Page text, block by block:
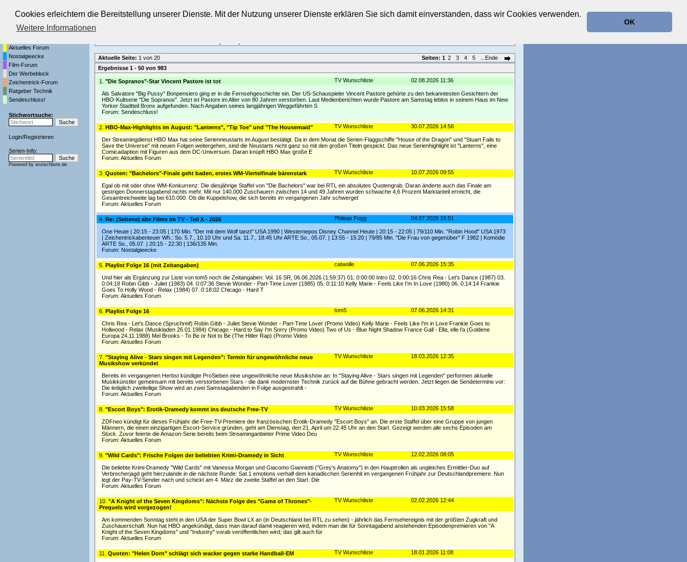
Cookies erleichtern die Bereitstellung unserer Dienste. Mit der Nutzung unserer Dienste erklären Sie sich damit einverstanden, dass wir Cookies verwenden.
Weitere Informationen
OK
Die Fernseh-Diskussionsforen von
Aktuelles Forum
Nostalgieecke
Film-Forum
Der Werbeblock
Zeichentrick-Forum
Ratgeber Technik
Sendeschluss!
Stichwortsuche:
Login/Registrieren
Serien-Info:
Powered by wunschliste.de
Seiten: 1 2 3 4 5 ...Ende
Aktuelle Seite: 1 von 20
Ergebnisse 1 - 50 von 983
02.08.2026 11:36
TV Wunschliste
1. "Die Sopranos"-Star Vincent Pastore ist tot
Als Salvatore "Big Pussy" Bonpensiero ging er in die Fernsehgeschichte ein. Der US-Schauspieler Vincent Pastore gehörte zu den bekanntesten Gesichtern der
HBO-Kultserie "Die Sopranos". Jetzt ist Pastore im Alter von 80 Jahren verstorben. Laut Medienberichten wurde Pastore am Samstag leblos in seinem Haus im New
Yorker Stadtteil Bronx aufgefunden. Nach Angaben seines langjährigen Weggefährten S
Forum: Sendeschluss!
30.07.2026 14:56
TV Wunschliste
2. HBO-Max-Highlights im August: "Lanterns", "Tip Toe" und "The Housemaid"
Der Streamingdienst HBO Max hat seine Serienneustarts im August bestätigt. Da in dem Monat die Serien-Flaggschiffe "House of the Dragon" und "Stuart Fails to
Save the Universe" mit neuen Folgen weitergehen, sind die Neustarts nicht ganz so mit den großen Titeln gespickt. Das neue Serienhighlight ist "Lanterns", eine
Comicadaption mit Figuren aus dem DC-Universum. Daran knüpft HBO Max große E
Forum: Aktuelles Forum
10.07.2026 09:55
TV Wunschliste
3. Quoten: "Bachelors"-Finale geht baden, erstes WM-Viertelfinale bärenstark
Egal ob mit oder ohne WM-Konkurrenz: Die diesjährige Staffel von "Die Bachelors" war bei RTL ein absolutes Quotengrab. Daran änderte auch das Finale am
gestrigen Donnerstagabend nichts mehr. Mit nur 140.000 Zuschauern zwischen 14 und 49 Jahren wurden schwache 4,6 Prozent Marktanteil erreicht, die
Gesamtreichweite lag bei 610.000. Ob die Kuppelshow, die sich bereits im vergangenen Jahr schwerget
Forum: Aktuelles Forum
04.07.2026 16:51
Phileas Fogg
4. Re: (Seltene) alte Filme im TV - Teil X - 2026
One Heute | 20:15 - 23:05 | 170 Min. "Der mit dem Wolf tanzt" USA 1990 | Westernepos Disney Channel Heute | 20:15 - 22:05 | 79/110 Min. "Robin Hood" USA 1973
| Zeichentrickabenteuer Wh.: So. 5.7., 10.10 Uhr und Sa. 11.7., 18.45 Uhr ARTE So., 05.07. | 13:55 - 15:20 | 79/85 Min. "Die Frau von gegenüber" F 1982 | Komödie
ARTE So., 05.07. | 20:15 - 22:30 | 136/135 Min.
Forum: Nostalgieecke
07.06.2026 15:35
catwolle
5. Playlist Folge 16 (mit Zeitangaben)
Und hier als Ergänzung zur Liste von tom5 noch die Zeitangaben: Vol. 16 SR, 06.06.2026 (1:59:37) 01. 0:00:00 Intro 02. 0:00:16 Chris Rea - Let's Dance (1987) 03.
0:04:18 Robin Gibb - Juliet (1983) 04. 0:07:36 Stevie Wonder - Part-Time Lover (1985) 05. 0:11:10 Kelly Marie - Feels Like I'm In Love (1980) 06. 0:14:14 Frankie
Goes To Holly Wood - Relax (1984) 07. 0:18:02 Chicago - Hard T
Forum: Aktuelles Forum
07.06.2026 14:31
tom5
6. Playlist Folge 16
Chris Rea - Let's Dance (Spruchreif) Robin Gibb - Juliet Stevie Wonder - Part-Time Lover (Promo Video) Kelly Marie - Feels Like I'm in Love Frankie Goes to
Hollwood - Relax (Musikladen 26.01.1984) Chicago - Hard to Say I'm Sorry (Promo Video) Two of Us - Blue Night Shadow France Gall - Ella, elle l'a (Goldene
Europa 24.11.1988) Mel Brooks - To Be or Not to Be (The Hitler Rap) (Promo Video
Forum: Aktuelles Forum
18.03.2026 12:35
TV Wunschliste
7. "Staying Alive - Stars singen mit Legenden": Termin für ungewöhnliche neue
Musikshow verkündet
Bereits im vergangenen Herbst kündigte ProSieben eine ungewöhnliche neue Musikshow an: In "Staying Alive - Stars singen mit Legenden" performen aktuelle
Musikkünstler gemeinsam mit bereits verstorbenen Stars - die dank modernster Technik zurück auf die Bühne gebracht werden. Jetzt liegen die Sendetermine vor:
Die lediglich zweiteilige Show wird an zwei Samstagabenden in Folge ausgestrahlt -
Forum: Aktuelles Forum
10.03.2026 15:58
TV Wunschliste
8. "Escort Boys": Erotik-Dramedy kommt ins deutsche Free-TV
ZDFneo kündigt für dieses Frühjahr die Free-TV-Premiere der französischen Erotik-Dramedy "Escort Boys" an. Die erste Staffel über eine Gruppe von jungen
Männern, die einen einzigartigen Escort-Service gründen, geht am Dienstag, den 21. April um 22.45 Uhr an den Start. Gezeigt werden alle sechs Episoden am
Stück. Zuvor feierte die Amazon-Serie bereits beim Streaminganbieter Prime Video Deu
Forum: Aktuelles Forum
12.02.2026 08:05
TV Wunschliste
9. "Wild Cards": Frische Folgen der beliebten Krimi-Dramedy in Sicht
Die beliebte Krimi-Dramedy "Wild Cards" mit Vanessa Morgan und Giacomo Gianniotti ("Grey's Anatomy") in den Hauptrollen als ungleiches Ermittler-Duo auf
Verbrecherjagd geht hierzulande in die nächste Runde: Sat.1 emotions verhalf dem kanadischen Serienhit im vergangenen Frühjahr zur Deutschlandpremiere. Nun
legt der Pay-TV-Sender nach und schickt am 4. März die zweite Staffel an den Start. Die
Forum: Aktuelles Forum
02.02.2026 12:44
TV Wunschliste
10. "A Knight of the Seven Kingdoms": Nächste Folge des "Game of Thrones"-
Prequels wird vorgezogen!
Am kommenden Sonntag steht in den USA der Super Bowl LX an (in Deutschland bei RTL zu sehen) - jährlich das Fernsehereignis mit der größten Zugkraft und
Zuschauerschaft. Nun hat HBO angekündigt, dass man darauf damit reagieren wird, indem man die für Sonntagabend anstehenden Episodenpremieren von "A
Knight of the Seven Kingdoms" und "Industry" vorab veröffentlichen wird; das gilt auch für
Forum: Aktuelles Forum
18.01.2026 11:08
TV Wunschliste
11. Quoten: "Helen Dorn" schlägt sich wacker gegen starke Handball-EM